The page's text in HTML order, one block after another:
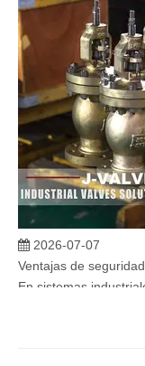
En sistemas